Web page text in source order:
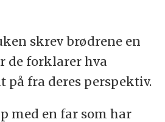
skrev brødrene en
de forklarer hva
fra deres perspektiv.
med en far som har